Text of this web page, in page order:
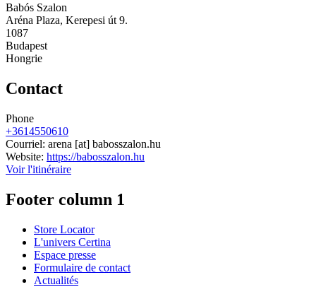
Babós Szalon
Aréna Plaza, Kerepesi út 9.
1087
Budapest
Hongrie
Contact
Phone
+3614550610
Courriel: arena [at] babosszalon.hu
Website: https://babosszalon.hu
Voir l'itinéraire
Footer column 1
Store Locator
L'univers Certina
Espace presse
Formulaire de contact
Actualités